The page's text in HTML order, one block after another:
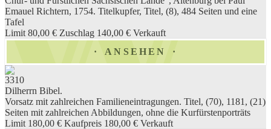
Emauel Richtern, 1754. Titelkupfer, Titel, (8), 484 Seiten und eine
Tafel
Limit 80,00 € Zuschlag 140,00 € Verkauft
ANSEHEN
3310
Dilherrn Bibel.
Vorsatz mit zahlreichen Familieneintragungen. Titel, (70), 1181, (21)
Seiten mit zahlreichen Abbildungen, ohne die Kurfürstenporträts
Limit 180,00 € Kaufpreis 180,00 € Verkauft